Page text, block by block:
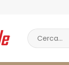
Cerca: